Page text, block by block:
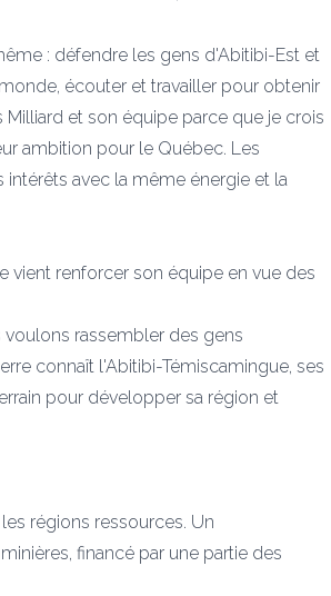
: défendre les gens d'Abitibi-Est et
écouter et travailler pour obtenir
Milliard et son équipe parce que je crois
ambition pour le Québec. Les
avec la même énergie et la
vient renforcer son équipe en vue des
voulons rassembler des gens
connaît l'Abitibi-Témiscamingue, ses
pour développer sa région et
régions ressources. Un
financé par une partie des